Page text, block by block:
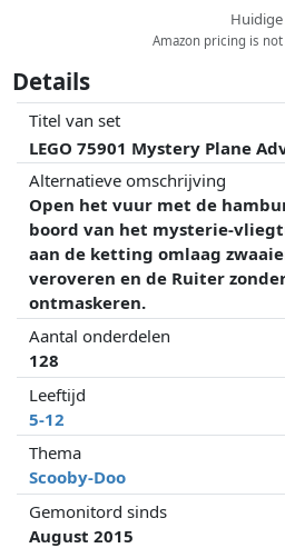
Amazon pricing is
Details
Titel van set
LEGO 75901 Mystery Plane
Alternatieve omschrijving
Open het vuur met de
boord van het mysterie-
aan de ketting omlaag
veroveren en de Ruiter
ontmaskeren.
Aantal onderdelen
128
Leeftijd
5-12
Thema
Scooby-Doo
Gemonitord sinds
August 2015